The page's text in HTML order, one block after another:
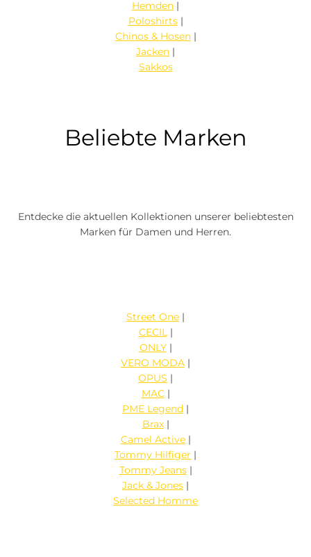
Hemden |
Poloshirts|
Chinos & Hosen|
Jacken |
Sakkos
Beliebte Marken
Entdecke die aktuellen Kollektionen unserer beliebtesten
Marken für Damen und Herren.
Street One |
CECIL|
ONLY|
VERO MODA |
OPUS |
MAC|
PME Legend |
Brax|
Camel Active|
Tommy Hilfiger |
Tommy Jeans|
Jack & Jones |
Selected Homme